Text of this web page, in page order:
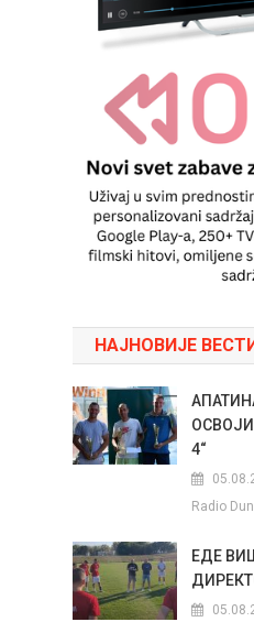
НАЈНОВИЈЕ
4“
Radio
ЕДЕ